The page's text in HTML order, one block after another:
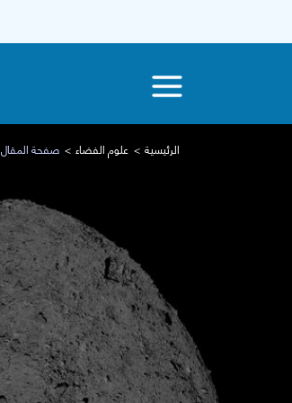
الرئيسية علوم الفضاء صفحة المقال